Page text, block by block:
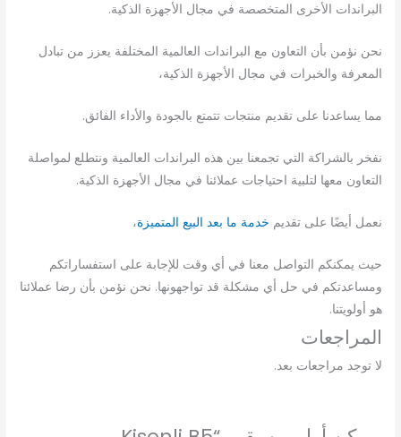
البراندات الأخرى المتخصصة في مجال الأجهزة الذكية.
نحن نؤمن بأن التعاون مع البراندات العالمية المختلفة يعزز من تبادل
المعرفة والخبرات في مجال الأجهزة الذكية،
مما يساعدنا على تقديم منتجات تتمتع بالجودة والأداء الفائق.
نفخر بالشراكة التي تجمعنا بين هذه البراندات العالمية ونتطلع لمواصلة
التعاون معها لتلبية احتياجات عملائنا في مجال الأجهزة الذكية.
نعمل أيضًا على تقديم خدمة ما بعد البيع المتميزة،
حيث يمكنكم التواصل معنا في أي وقت للإجابة على استفساراتكم
ومساعدتكم في حل أي مشكلة قد تواجهونها. نحن نؤمن بأن رضا عملائنا
هو أولويتنا.
المراجعات
لا توجد مراجعات بعد.